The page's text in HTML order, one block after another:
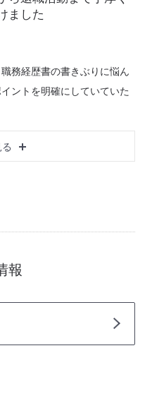
ました
務経歴書の書きぶりに悩ん
ントを明確にしていていた
報